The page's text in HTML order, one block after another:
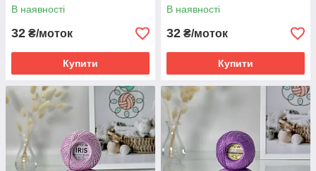
В наявності
32 ₴/моток
Купити
В наявності
32 ₴/моток
Купити